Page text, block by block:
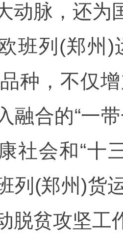
动脉，还为
班列(郑州
种，不仅
融合的“一
社会和“十
列(郑州)货
脱贫攻坚工